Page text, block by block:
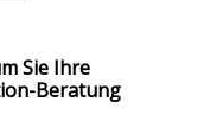
Sie Ihre
Beratung